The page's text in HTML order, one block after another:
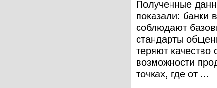
Полученные
показали: банки
соблюдают
стандарты
теряют качество
возможности
точках, где от ...